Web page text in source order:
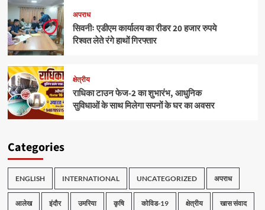
अपराध
सिवनीः एडीएम कार्यालय का रीडर 20 हजार रुपये
रिश्वत लेते रंगे हाथों गिरफ्तार
क्षेत्रीय
राधिका टाउन फेज-2 का शुभारंभ, आधुनिक
सुविधाओं के साथ मिलेगा सपनों के घर का अवसर
Categories
ENGLISH INTERNATIONAL UNCATEGORIZED अपराध
आलेख इंदौर उमरिया कृषि कोविड-19 क्षेत्रीय खास संवाद